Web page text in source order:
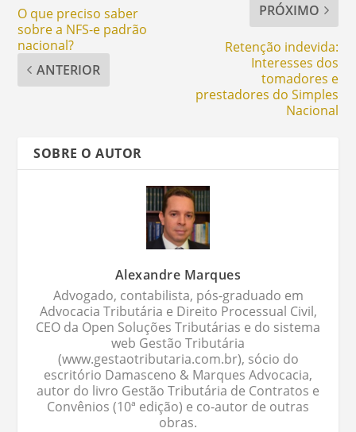
O que preciso saber
sobre a NFS-e padrão
nacional?
ANTERIOR
PRÓXIMO
Retenção indevida:
Interesses dos
tomadores e
prestadores do Simples
Nacional
SOBRE O AUTOR
Alexandre Marques
Advogado, contabilista, pós-graduado em
Advocacia Tributária e Direito Processual Civil,
CEO da Open Soluções Tributárias e do sistema
web Gestão Tributária
(www.gestaotributaria.com.br), sócio do
escritório Damasceno & Marques Advocacia,
autor do livro Gestão Tributária de Contratos e
Convênios (10ª edição) e co-autor de outras
obras.